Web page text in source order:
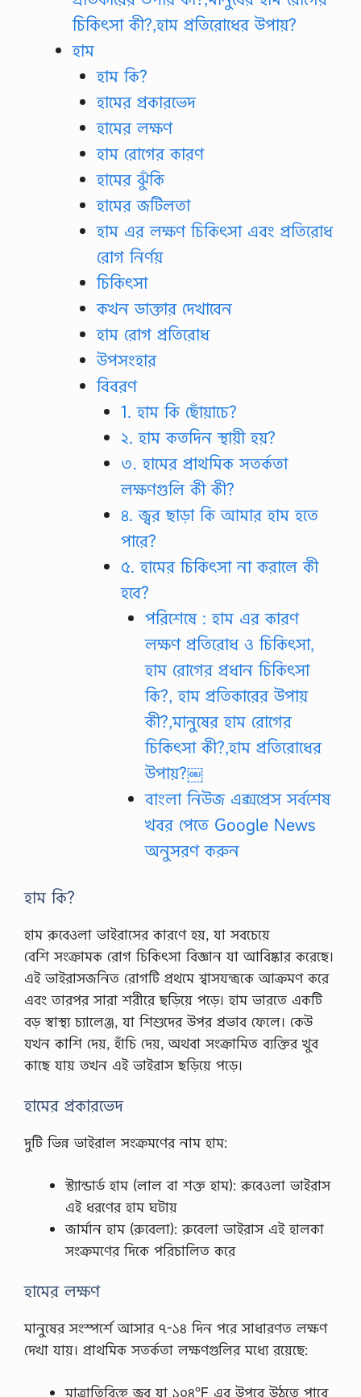
চিকিৎসা কী?,হাম প্রতিরোধের উপায়?
হাম
হাম কি?
হামের প্রকারভেদ
হামের লক্ষণ
হাম রোগের কারণ
হামের ঝুঁকি
হামের জটিলতা
হাম এর লক্ষণ চিকিৎসা এবং প্রতিরোধ
রোগ নির্ণয়
চিকিৎসা
কখন ডাক্তার দেখাবেন
হাম রোগ প্রতিরোধ
উপসংহার
বিবরণ
1. হাম কি ছোঁয়াচে?
২. হাম কতদিন স্থায়ী হয়?
৩. হামের প্রাথমিক সতর্কতা
লক্ষণগুলি কী কী?
৪. জ্বর ছাড়া কি আমার হাম হতে
পারে?
৫. হামের চিকিৎসা না করালে কী
হবে?
পরিশেষে : হাম এর কারণ
লক্ষণ প্রতিরোধ ও চিকিৎসা,
হাম রোগের প্রধান চিকিৎসা
কি?, হাম প্রতিকারের উপায়
কী?,মানুষের হাম রোগের
চিকিৎসা কী?,হাম প্রতিরোধের
উপায়?￼
বাংলা নিউজ এক্সপ্রেস সর্বশেষ
খবর পেতে Google News
অনুসরণ করুন
হাম কি?
হাম রুবেওলা ভাইরাসের কারণে হয়, যা সবচেয়ে
বেশি সংক্রামক রোগ চিকিৎসা বিজ্ঞান যা আবিষ্কার করেছে।
এই ভাইরাসজনিত রোগটি প্রথমে শ্বাসযন্ত্রকে আক্রমণ করে
এবং তারপর সারা শরীরে ছড়িয়ে পড়ে। হাম ভারতে একটি
বড় স্বাস্থ্য চ্যালেঞ্জ, যা শিশুদের উপর প্রভাব ফেলে। কেউ
যখন কাশি দেয়, হাঁচি দেয়, অথবা সংক্রামিত ব্যক্তির খুব
কাছে যায় তখন এই ভাইরাস ছড়িয়ে পড়ে।
হামের প্রকারভেদ
দুটি ভিন্ন ভাইরাল সংক্রমণের নাম হাম:
স্ট্যান্ডার্ড হাম (লাল বা শক্ত হাম): রুবেওলা ভাইরাস
এই ধরণের হাম ঘটায়
জার্মান হাম (রুবেলা): রুবেলা ভাইরাস এই হালকা
সংক্রমণের দিকে পরিচালিত করে
হামের লক্ষণ
মানুষের সংস্পর্শে আসার ৭-১৪ দিন পরে সাধারণত লক্ষণ
দেখা যায়। প্রাথমিক সতর্কতা লক্ষণগুলির মধ্যে রয়েছে:
মাত্রাতিরিক্ত জ্বর যা ১০৪°F এর উপরে উঠতে পারে